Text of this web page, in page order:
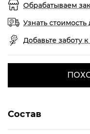
Обрабатываем
Узнать стоимость
Добавьте заботу к
Состав